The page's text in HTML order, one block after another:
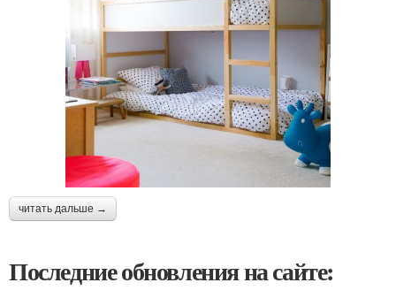
читать дальше →
Последние обновления на сайте: